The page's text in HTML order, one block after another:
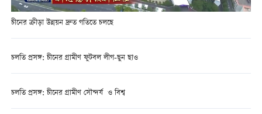
চীনের ক্রীড়া উন্নয়ন দ্রুত গতিতে চলছে
চলতি প্রসঙ্গ: চীনের গ্রামীণ ফুটবল লীগ-ছুন ছাও
চলতি প্রসঙ্গ: চীনের গ্রামীণ সৌন্দর্য ও বিশ্ব